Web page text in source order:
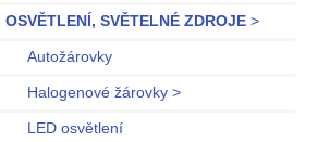
OSVĚTLENÍ, SVĚTELNÉ ZDROJE >
Autožárovky
Halogenové žárovky >
LED osvětlení